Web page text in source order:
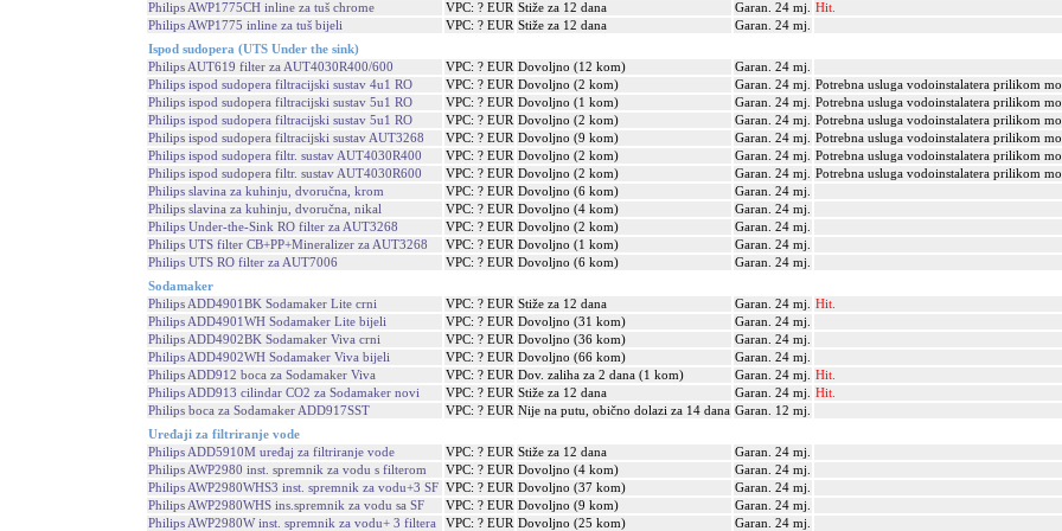
Philips AWP1775CH inline za tuš chrome
VPC: ? EUR Stiže za 12 dana Garan. 24 mj.
Hit.
Philips AWP1775 inline za tuš bijeli
VPC: ? EUR Stiže za 12 dana
Garan. 24 mj.
Ispod sudopera (UTS Under the sink)
Philips AUT619 filter za AUT4030R400/600
VPC: ? EUR Dovoljno (12 kom)
Garan. 24 mj.
Philips ispod sudopera filtracijski sustav 4u1 RO
VPC: ? EUR Dovoljno (2 kom) Garan. 24 mj.
Potrebna usluga vodoinstalatera prilikom
Philips ispod sudopera filtracijski sustav 5u1 RO
VPC: ? EUR Dovoljno (1 kom) Garan. 24 mj.
Potrebna usluga vodoinstalatera prilikom
Philips ispod sudopera filtracijski sustav 5u1 RO
VPC: ? EUR Dovoljno (2 kom) Garan. 24 mj.
Potrebna usluga vodoinstalatera prilikom
Philips ispod sudopera filtracijski sustav AUT3268
VPC: ? EUR Dovoljno (9 kom) Garan. 24 mj.
Potrebna usluga vodoinstalatera prilikom
Philips ispod sudopera filtr. sustav AUT4030R400
VPC: ? EUR Dovoljno (2 kom) Garan. 24 mj.
Potrebna usluga vodoinstalatera prilikom
Philips ispod sudopera filtr. sustav AUT4030R600
VPC: ? EUR Dovoljno (2 kom) Garan. 24 mj.
Potrebna usluga vodoinstalatera prilikom
Philips slavina za kuhinju, dvoručna, krom
VPC: ? EUR Dovoljno (6 kom)
Garan. 24 mj.
Philips slavina za kuhinju, dvoručna, nikal
VPC: ? EUR Dovoljno (4 kom)
Garan. 24 mj.
Philips Under-the-Sink RO filter za AUT3268
VPC: ? EUR Dovoljno (2 kom)
Garan. 24 mj.
Philips UTS filter CB+PP+Mineralizer za AUT3268
VPC: ? EUR Dovoljno (1 kom)
Garan. 24 mj.
Philips UTS RO filter za AUT7006
VPC: ? EUR Dovoljno (6 kom)
Garan. 24 mj.
Sodamaker
Philips ADD4901BK Sodamaker Lite crni
VPC: ? EUR Stiže za 12 dana Garan. 24 mj.
Hit.
Philips ADD4901WH Sodamaker Lite bijeli
VPC: ? EUR Dovoljno (31 kom)
Garan. 24 mj.
Philips ADD4902BK Sodamaker Viva crni
VPC: ? EUR Dovoljno (36 kom)
Garan. 24 mj.
Philips ADD4902WH Sodamaker Viva bijeli
VPC: ? EUR Dovoljno (66 kom)
Garan. 24 mj.
Philips ADD912 boca za Sodamaker Viva
VPC: ? EUR Dov. zaliha za 2 dana (1 kom) Garan. 24 mj.
Hit.
Philips ADD913 cilindar CO2 za Sodamaker novi
VPC: ? EUR Stiže za 12 dana Garan. 24 mj.
Hit.
Philips boca za Sodamaker ADD917SST
VPC: ? EUR Nije na putu, obično dolazi za 14 dana Garan. 12 mj.
Uređaji za filtriranje vode
Philips ADD5910M uređaj za filtriranje vode
VPC: ? EUR Stiže za 12 dana
Garan. 24 mj.
Philips AWP2980 inst. spremnik za vodu s filterom
VPC: ? EUR Dovoljno (4 kom)
Garan. 24 mj.
Philips AWP2980WHS3 inst. spremnik za vodu+3 SF VPC: ? EUR Dovoljno (37 kom)
Garan. 24 mj.
Philips AWP2980WHS ins.spremnik za vodu sa SF
VPC: ? EUR Dovoljno (9 kom)
Garan. 24 mj.
Philips AWP2980W inst. spremnik za vodu+ 3 filtera
VPC: ? EUR Dovoljno (25 kom) Garan. 24 mj.